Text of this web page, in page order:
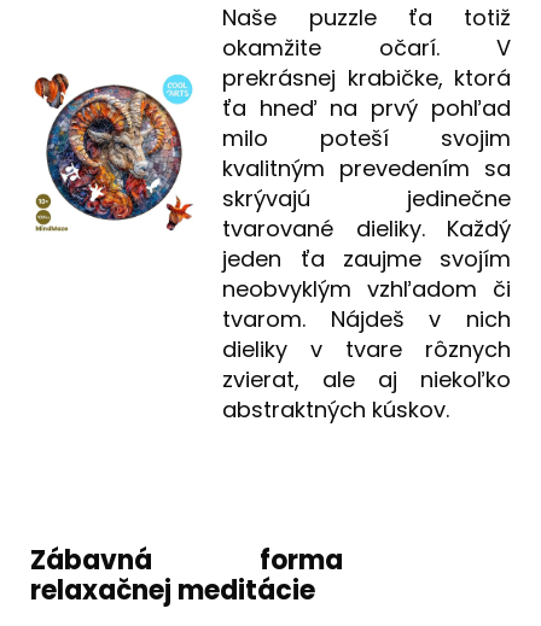
Naše puzzle ťa totiž
okamžite očarí. V
prekrásnej krabičke, ktorá
ťa hneď na prvý pohľad
milo poteší svojim
kvalitným prevedením sa
skrývajú jedinečne
tvarované dieliky. Každý
jeden ťa zaujme svojím
neobvyklým vzhľadom či
tvarom. Nájdeš v nich
dieliky v tvare rôznych
zvierat, ale aj niekoľko
abstraktných kúskov.
Zábavná forma
relaxačnej meditácie